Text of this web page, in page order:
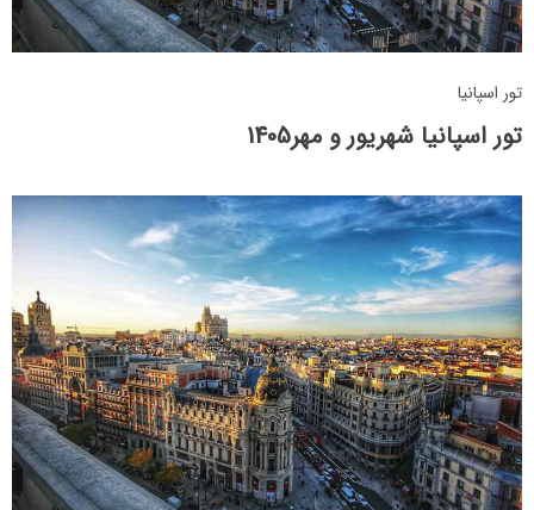
تور اسپانیا
تور اسپانیا شهریور و مهر1405